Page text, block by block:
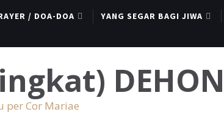
/ DOA-DOA YANG SEGAR BAGI JIWA
per Cor Mariae